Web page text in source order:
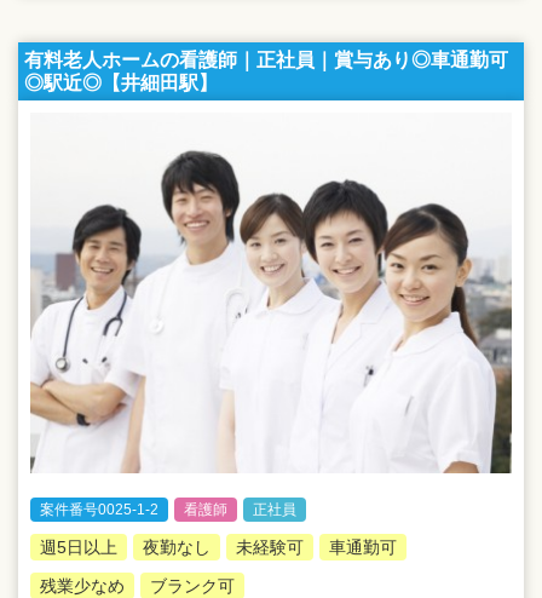
有料老人ホームの看護師｜正社員｜賞与あり◎車通勤可
◎駅近◎【井細田駅】
案件番号0025-1-2 看護師 正社員
週5日以上 夜勤なし 未経験可
車通勤可
残業少なめ
ブランク可